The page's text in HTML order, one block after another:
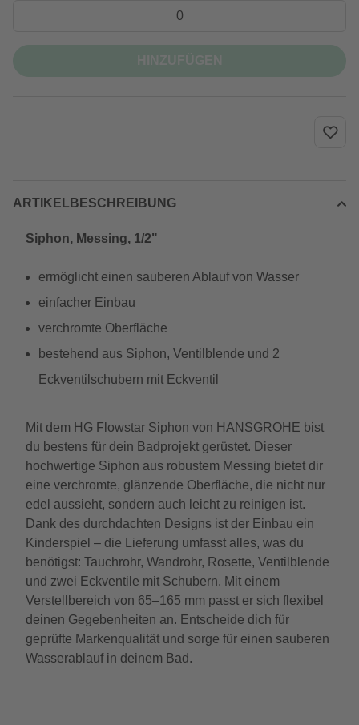
ARTIKELBESCHREIBUNG
Siphon, Messing, 1/2"
ermöglicht einen sauberen Ablauf von Wasser
einfacher Einbau
verchromte Oberfläche
bestehend aus Siphon, Ventilblende und 2
Eckventilschubern mit Eckventil
Mit dem HG Flowstar Siphon von HANSGROHE bist
du bestens für dein Badprojekt gerüstet. Dieser
hochwertige Siphon aus robustem Messing bietet dir
eine verchromte, glänzende Oberfläche, die nicht nur
edel aussieht, sondern auch leicht zu reinigen ist.
Dank des durchdachten Designs ist der Einbau ein
Kinderspiel – die Lieferung umfasst alles, was du
benötigst: Tauchrohr, Wandrohr, Rosette, Ventilblende
und zwei Eckventile mit Schubern. Mit einem
Verstellbereich von 65–165 mm passt er sich flexibel
deinen Gegebenheiten an. Entscheide dich für
geprüfte Markenqualität und sorge für einen sauberen
Wasserablauf in deinem Bad.